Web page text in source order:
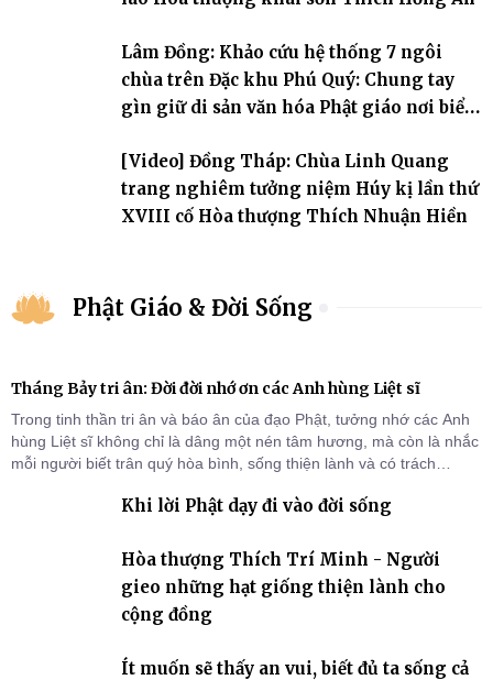
Lâm Đồng: Khảo cứu hệ thống 7 ngôi
chùa trên Đặc khu Phú Quý: Chung tay
gìn giữ di sản văn hóa Phật giáo nơi biển
[Video] Đồng Tháp: Chùa Linh Quang
trang nghiêm tưởng niệm Húy kị lần thứ
XVIII cố Hòa thượng Thích Nhuận Hiền
Phật Giáo & Đời Sống
Tháng Bảy tri ân: Đời đời nhớ ơn các Anh hùng Liệt sĩ
Trong tinh thần tri ân và báo ân của đạo Phật, tưởng nhớ các Anh
hùng Liệt sĩ không chỉ là dâng một nén tâm hương, mà còn là nhắc
mỗi người biết trân quý hòa bình, sống thiện lành và có trách
Khi lời Phật dạy đi vào đời sống
Hòa thượng Thích Trí Minh - Người
gieo những hạt giống thiện lành cho
cộng đồng
Ít muốn sẽ thấy an vui, biết đủ ta sống cả